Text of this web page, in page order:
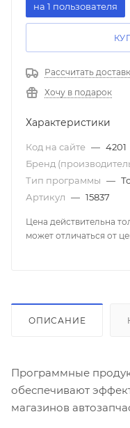
на 1 пользователя
Рассчитать
Хочу в подарок
Характеристики
Код на сайте — 4201
Бренд
Тип программы —
Артикул — 15837
Цена действительна
может отличаться от
ОПИСАНИЕ
Программные
обеспечивают
магазинов